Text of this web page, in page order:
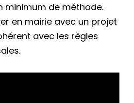
minimum de méthode.
en mairie avec un projet
avec les règles